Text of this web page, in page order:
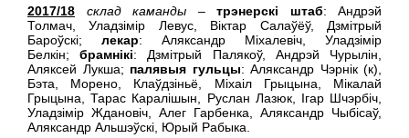
2017/18
склад каманды – трэнерскі штаб: Андрэй
Толмач, Уладзімір Левус, Віктар Салаўёў, Дзмітрый
Бароўскі; лекар: Аляксандр Мiхалевiч, Уладзiмiр
Белкiн;брамнікі: Дзмітрый Палякоў, Андрэй Чурылiн,
Аляксей Лукша; палявыя гульцы: Аляксандр Чэрнік (к),
Бэта, Морено, Клаўдзiньё, Мiхаiл Грыцына, Мiкалай
Грыцына, Тарас Каралішын, Руслан Лазюк, Ігар Шчэрбіч,
Уладзімір Ждановіч, Алег Гарбенка, Аляксандр Чыбісаў,
Аляксандр Альшэўскi, Юрый Рабыка.